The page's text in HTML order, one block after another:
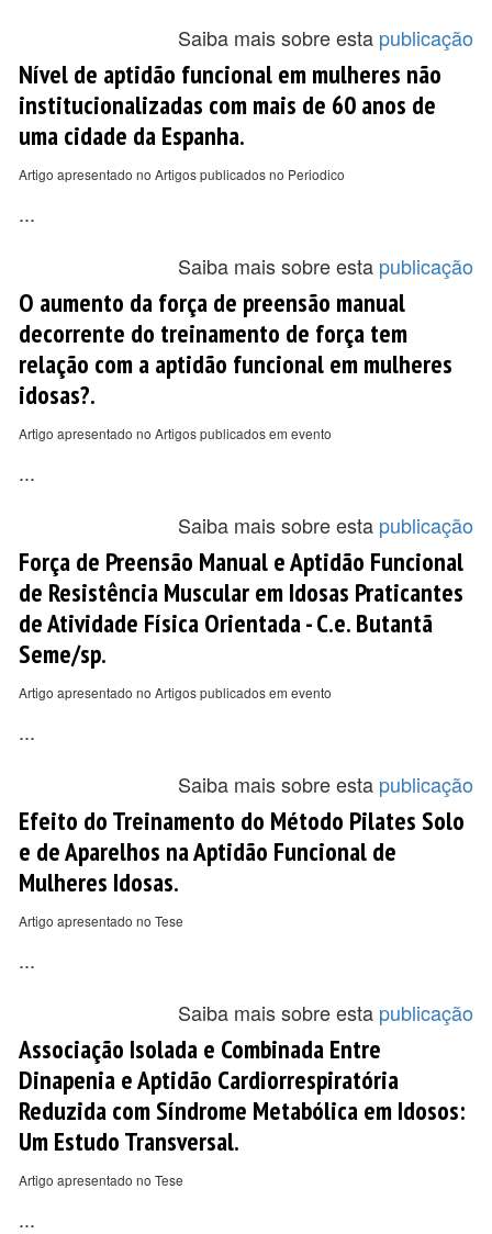
Saiba mais sobre esta publicação
Nível de aptidão funcional em mulheres não
institucionalizadas com mais de 60 anos de
uma cidade da Espanha.
Artigo apresentado no Artigos publicados no Periodico
...
Saiba mais sobre esta publicação
O aumento da força de preensão manual
decorrente do treinamento de força tem
relação com a aptidão funcional em mulheres
idosas?.
Artigo apresentado no Artigos publicados em evento
...
Saiba mais sobre esta publicação
Força de Preensão Manual e Aptidão Funcional
de Resistência Muscular em Idosas Praticantes
de Atividade Física Orientada - C.e. Butantã
Seme/sp.
Artigo apresentado no Artigos publicados em evento
...
Saiba mais sobre esta publicação
Efeito do Treinamento do Método Pilates Solo
e de Aparelhos na Aptidão Funcional de
Mulheres Idosas.
Artigo apresentado no Tese
...
Saiba mais sobre esta publicação
Associação Isolada e Combinada Entre
Dinapenia e Aptidão Cardiorrespiratória
Reduzida com Síndrome Metabólica em Idosos:
Um Estudo Transversal.
Artigo apresentado no Tese
...